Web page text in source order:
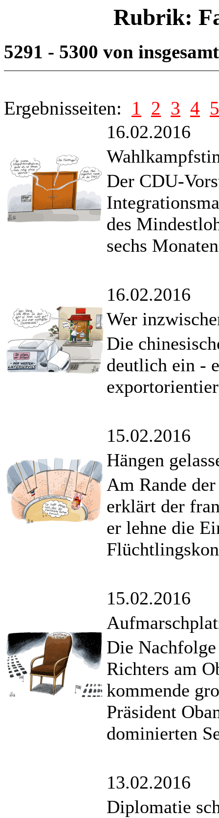
Rubrik:
5291 - 5300 von
Ergebnisseiten: 1 2 3 4 5
16.02.2016
Der CDU-
des
sechs
16.02.2016
Wer
Die
deutlich ein -
15.02.2016
Hängen
Am Rande
erklärt der
er lehne die
15.02.2016
Die Nachfolge
Richters am
kommende
Präsident
dominierten
13.02.2016
Diplomatie